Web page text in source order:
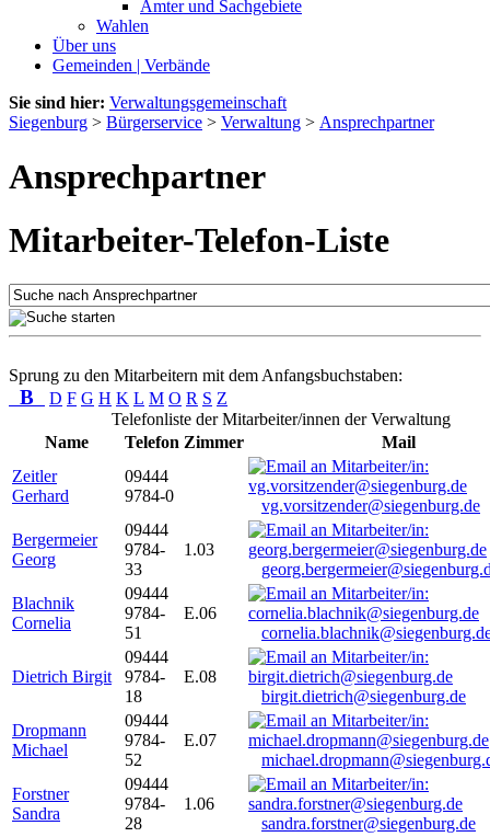
Ämter und Sachgebiete
Wahlen
Über uns
Gemeinden | Verbände
Sie sind hier: Verwaltungsgemeinschaft
Siegenburg > Bürgerservice > Verwaltung > Ansprechpartner
Ansprechpartner
Mitarbeiter-Telefon-Liste
Sprung zu den Mitarbeitern mit dem Anfangsbuchstaben:
B D F G H K L M O R S Z
Telefonliste der Mitarbeiter/innen der Verwaltung
Name
Telefon Zimmer
Mail
Zeitler
Gerhard
09444
9784-0
vg.vorsitzender@siegenburg.de
Bergermeier
Georg
09444
9784-
33
1.03
Blachnik
Cornelia
09444
9784-
51
E.06
Dietrich Birgit
09444
9784-
18
E.08
birgit.dietrich@siegenburg.de
Dropmann
Michael
09444
9784-
52
E.07
Forstner
Sandra
09444
9784-
28
1.06
sandra.forstner@siegenburg.de